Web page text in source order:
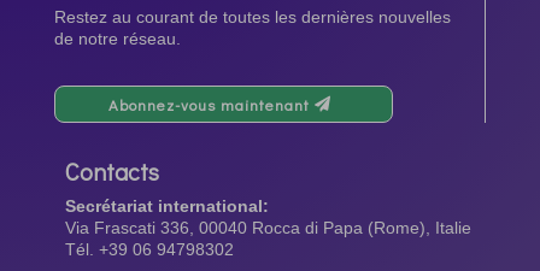
Restez au courant de toutes les dernières nouvelles
de notre réseau.
Abonnez-vous maintenant
Contacts
Secrétariat international:
Via Frascati 336, 00040 Rocca di Papa (Rome), Italie
Tél. +39 06 94798302